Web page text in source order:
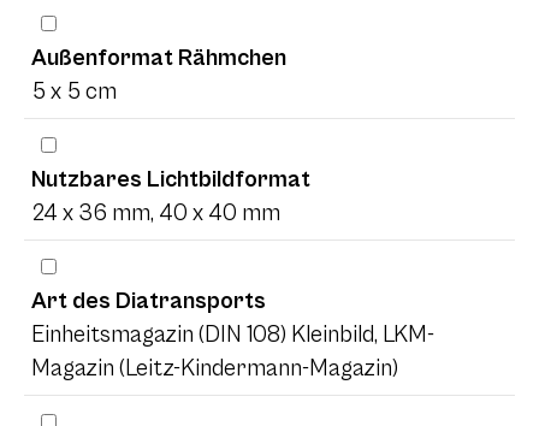
Außenformat Rähmchen
5 x 5 cm
Nutzbares Lichtbildformat
24 x 36 mm, 40 x 40 mm
Art des Diatransports
Einheitsmagazin (DIN 108) Kleinbild, LKM-
Magazin (Leitz-Kindermann-Magazin)